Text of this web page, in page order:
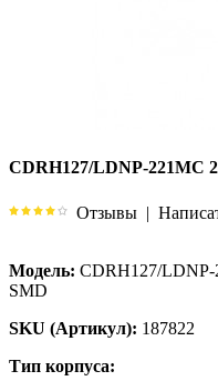
CDRH127/LDNP-221MC
Отзывы |
Модель: CDRH127/LDNP-
SMD
SKU (Артикул): 187822
Тип корпуса: